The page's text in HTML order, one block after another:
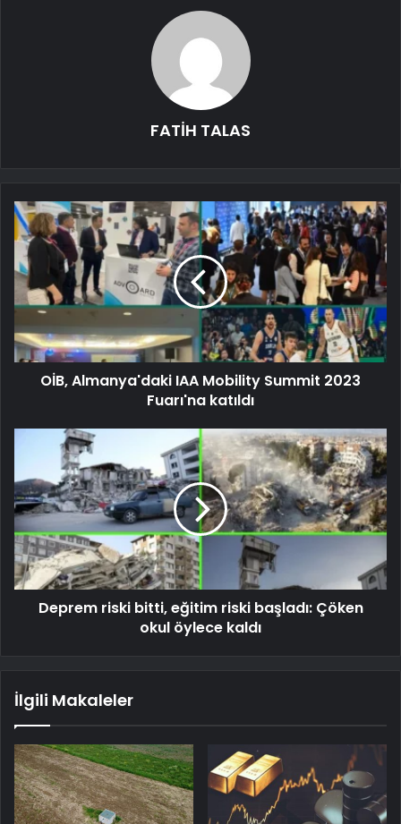
FATİH TALAS
OİB, Almanya'daki IAA Mobility Summit 2023
Fuarı'na katıldı
Deprem riski bitti, eğitim riski başladı: Çöken
okul öylece kaldı
İlgili Makaleler